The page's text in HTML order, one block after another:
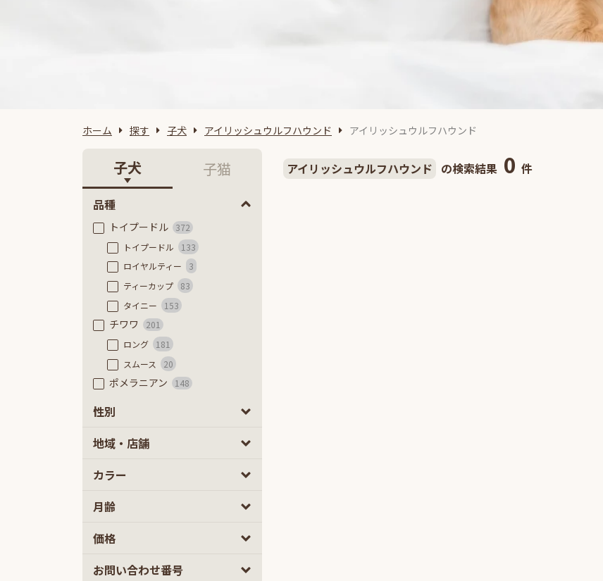
ホーム 探す 子犬 アイリッシュウルフハウンド アイリッシュウルフハウンド
子犬 子猫
品種
トイプードル
372
トイプードル
133
ロイヤルティー
3
ティーカップ
83
タイニー
153
チワワ
201
ロング
181
スムース
20
ポメラニアン 148
フレンチブルドッグ（フラッフ
豆柴
ミニチュアダックスフンド 52
ミックス 902
性別
男の子 0
地域・店舗
カラー
月齢
2 5
2ヵ月 5ヵ月以上
価格
10 100
お問い合わせ番号
アイリッシュウルフハウンド の検索結果 0 件